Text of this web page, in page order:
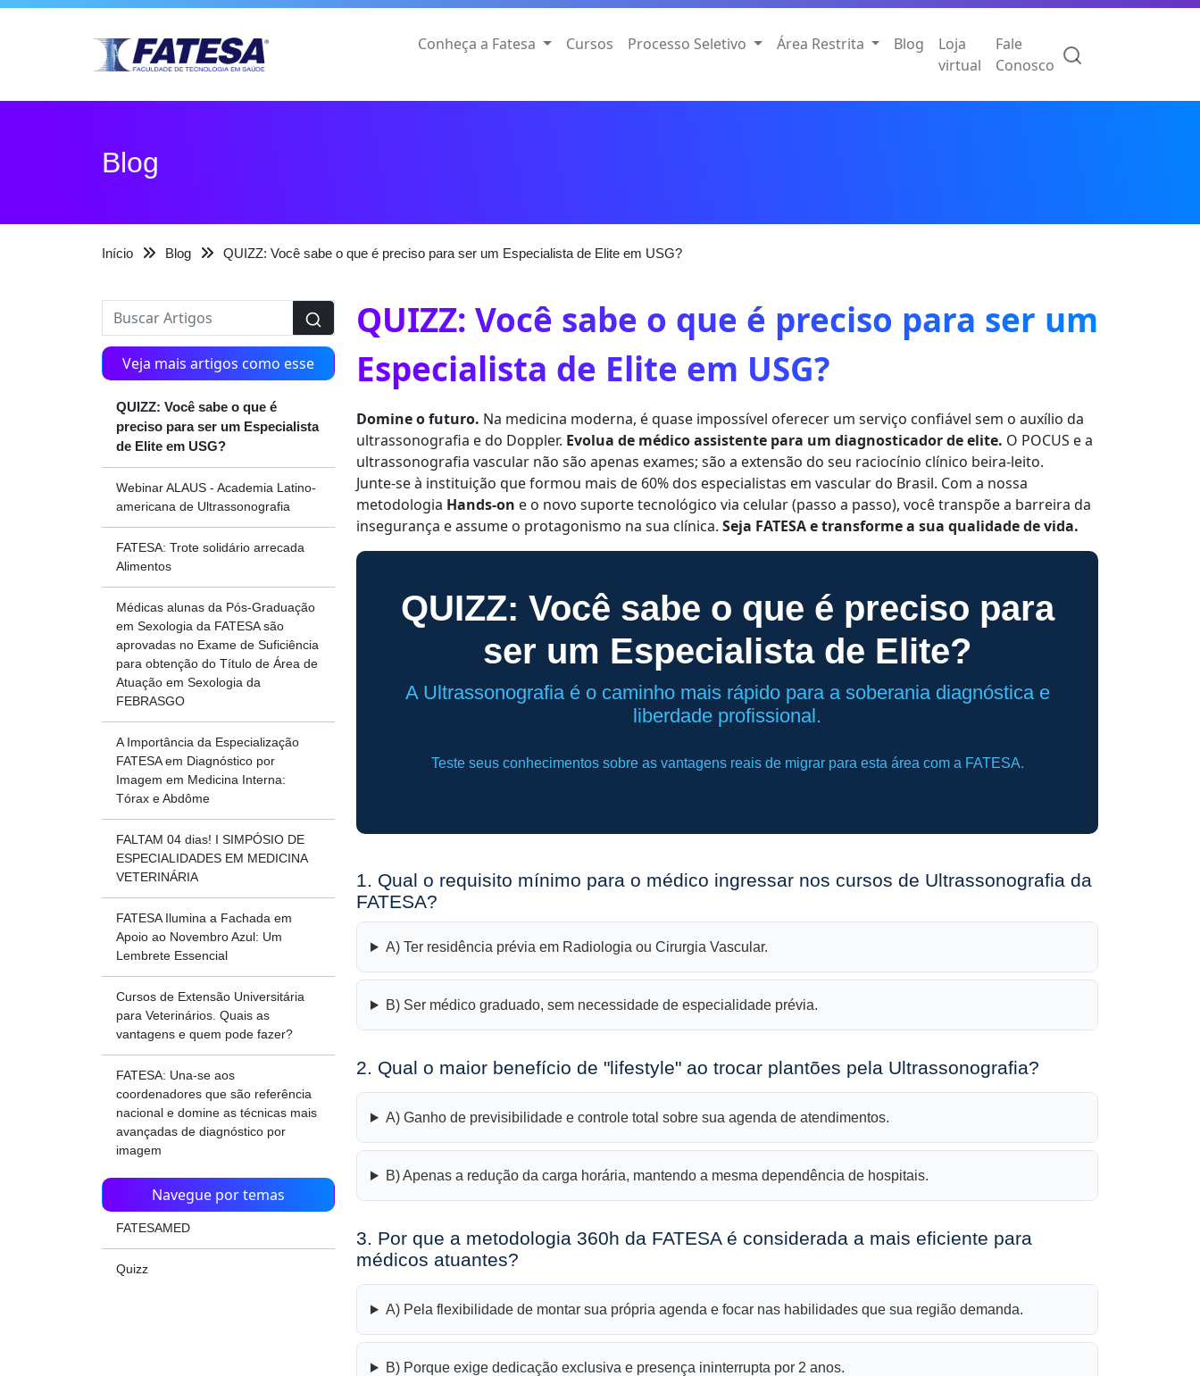
Conheça a Fatesa Cursos Processo Seletivo Área Restrita Blog
Loja
virtual
Fale
Conosco
Blog
Início Blog QUIZZ: Você sabe o que é preciso para ser um Especialista de Elite em USG?
Veja mais artigos como esse
QUIZZ: Você sabe o que é
preciso para ser um Especialista
de Elite em USG?
Webinar ALAUS - Academia Latino-
americana de Ultrassonografia
FATESA: Trote solidário arrecada
Alimentos
Médicas alunas da Pós-Graduação
em Sexologia da FATESA são
aprovadas no Exame de Suficiência
para obtenção do Título de Área de
Atuação em Sexologia da
FEBRASGO
A Importância da Especialização
FATESA em Diagnóstico por
Imagem em Medicina Interna:
Tórax e Abdôme
FALTAM 04 dias! I SIMPÓSIO DE
ESPECIALIDADES EM MEDICINA
VETERINÁRIA
FATESA Ilumina a Fachada em
Apoio ao Novembro Azul: Um
Lembrete Essencial
Cursos de Extensão Universitária
para Veterinários. Quais as
vantagens e quem pode fazer?
FATESA: Una-se aos
coordenadores que são referência
nacional e domine as técnicas mais
avançadas de diagnóstico por
imagem
Navegue por temas
FATESAMED
Quizz
QUIZZ: Você sabe o que é preciso para ser um
Especialista de Elite em USG?
Domine o futuro. Na medicina moderna, é quase impossível oferecer um serviço confiável sem o auxílio da
ultrassonografia e do Doppler. Evolua de médico assistente para um diagnosticador de elite. O POCUS e a
ultrassonografia vascular não são apenas exames; são a extensão do seu raciocínio clínico beira-leito.
Junte-se à instituição que formou mais de 60% dos especialistas em vascular do Brasil. Com a nossa
metodologia Hands-on e o novo suporte tecnológico via celular (passo a passo), você transpõe a barreira da
insegurança e assume o protagonismo na sua clínica. Seja FATESA e transforme a sua qualidade de vida.
QUIZZ: Você sabe o que é preciso para
ser um Especialista de Elite?
A Ultrassonografia é o caminho mais rápido para a soberania diagnóstica e
liberdade profissional.
Teste seus conhecimentos sobre as vantagens reais de migrar para esta área com a FATESA.
1. Qual o requisito mínimo para o médico ingressar nos cursos de Ultrassonografia da
FATESA?
A) Ter residência prévia em Radiologia ou Cirurgia Vascular.
B) Ser médico graduado, sem necessidade de especialidade prévia.
2. Qual o maior benefício de "lifestyle" ao trocar plantões pela Ultrassonografia?
A) Ganho de previsibilidade e controle total sobre sua agenda de atendimentos.
B) Apenas a redução da carga horária, mantendo a mesma dependência de hospitais.
3. Por que a metodologia 360h da FATESA é considerada a mais eficiente para
médicos atuantes?
A) Pela flexibilidade de montar sua própria agenda e focar nas habilidades que sua região demanda.
B) Porque exige dedicação exclusiva e presença ininterrupta por 2 anos.